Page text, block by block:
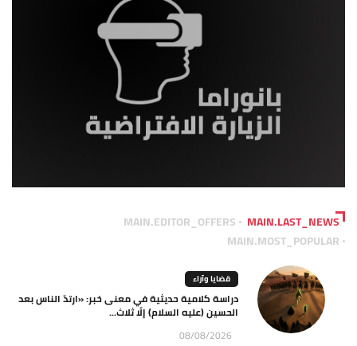
MAIN.LAST_NEWS
MAIN.EDITOR_OFFERS
MAIN.MOST_POPULAR
قضايا وآراء
دراسة كلامية حديثية في معنى خبر: «ارتدّ الناس بعد
الحسين (عليه السلام) إلّا ثلاث...
08/08/2026